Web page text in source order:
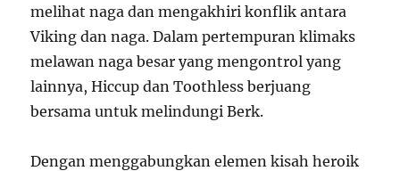
melihat naga dan mengakhiri konflik antara
Viking dan naga. Dalam pertempuran klimaks
melawan naga besar yang mengontrol yang
lainnya, Hiccup dan Toothless berjuang
bersama untuk melindungi Berk.
Dengan menggabungkan elemen kisah heroik